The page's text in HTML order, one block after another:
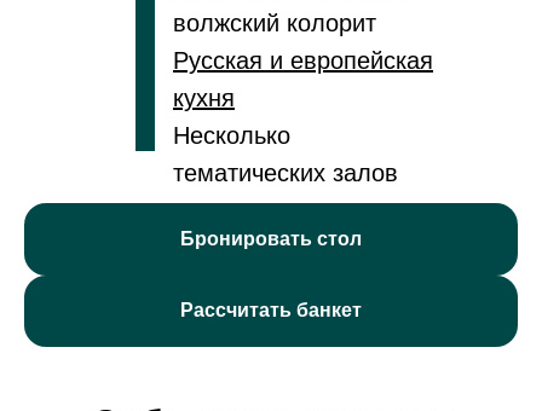
волжский колорит
Русская и европейская
кухня
Несколько
тематических залов
Бронировать стол
Рассчитать банкет